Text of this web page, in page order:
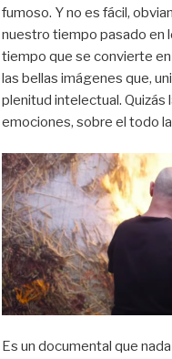
fumoso. Y no es fácil,
nuestro tiempo pasado en
tiempo que se convierte
las bellas imágenes que,
plenitud intelectual. Quizás
emociones, sobre el todo
Es un documental que